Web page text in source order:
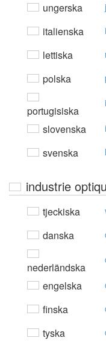
ungerska
italienska
lettiska
polska
portugisiska
slovenska
svenska
industrie
tjeckiska
danska
nederländska
engelska
finska
tyska